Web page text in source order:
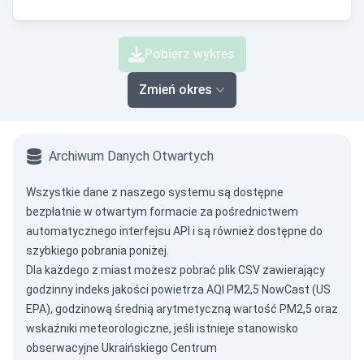
Pobierz wykres
Zmień okres
Archiwum Danych Otwartych
Wszystkie dane z naszego systemu są dostępne
bezpłatnie w otwartym formacie za pośrednictwem
automatycznego interfejsu API i są również dostępne do
szybkiego pobrania poniżej.
Dla każdego z miast możesz pobrać plik CSV zawierający
godzinny indeks jakości powietrza AQI PM2,5 NowCast (US
EPA), godzinową średnią arytmetyczną wartość PM2,5 oraz
wskaźniki meteorologiczne, jeśli istnieje stanowisko
obserwacyjne Ukraińskiego Centrum